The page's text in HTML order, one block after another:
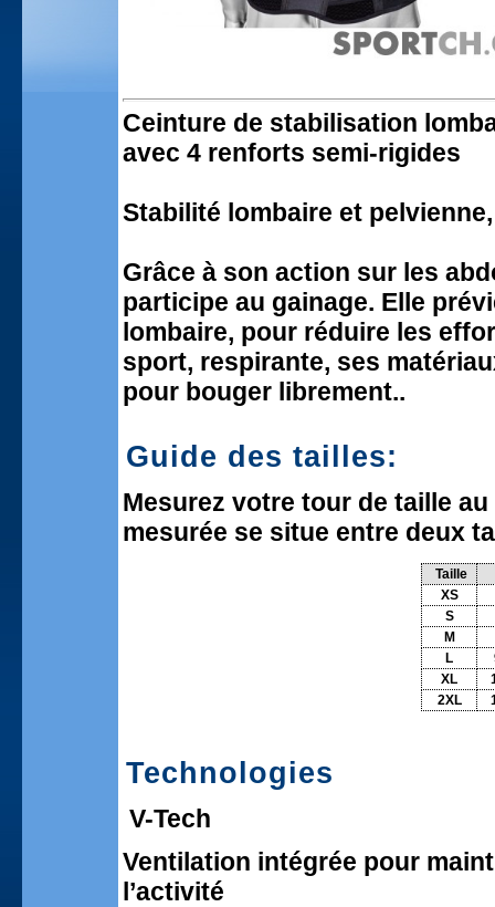
Ceinture de stabilisation
avec 4 renforts semi-rigides
Stabilité lombaire et
Grâce à son action sur les
participe au gainage. Elle
lombaire, pour réduire les
sport, respirante, ses
pour bouger librement..
Guide des tailles:
Mesurez votre tour de taille
mesurée se situe entre deux
Taille
XS
S
M
L
XL
2XL
Technologies
V-Tech
Ventilation intégrée pour
l’activité